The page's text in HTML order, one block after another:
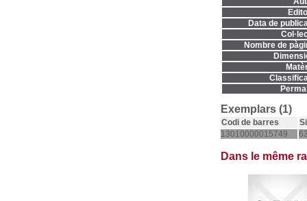
Data de
Nombre de
Exemplars (1)
Codi de barres
13010000015749
Dans le même